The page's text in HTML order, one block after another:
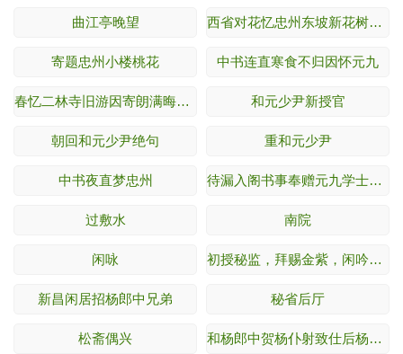
曲江亭晚望 西省对花忆忠州东坡新花树，因寄题东楼
寄题忠州小楼桃花 中书连直寒食不归因怀元九
春忆二林寺旧游因寄朗满晦三上人 和元少尹新授官
朝回和元少尹绝句 重和元少尹
中书夜直梦忠州 待漏入阁书事奉赠元九学士阁老
过敷水 南院
闲咏 初授秘监，拜赐金紫，闲吟小酌，偶写所怀
新昌闲居招杨郎中兄弟 秘省后厅
松斋偶兴 和杨郎中贺杨仆射致仕后杨侍郎门生合宴席上作